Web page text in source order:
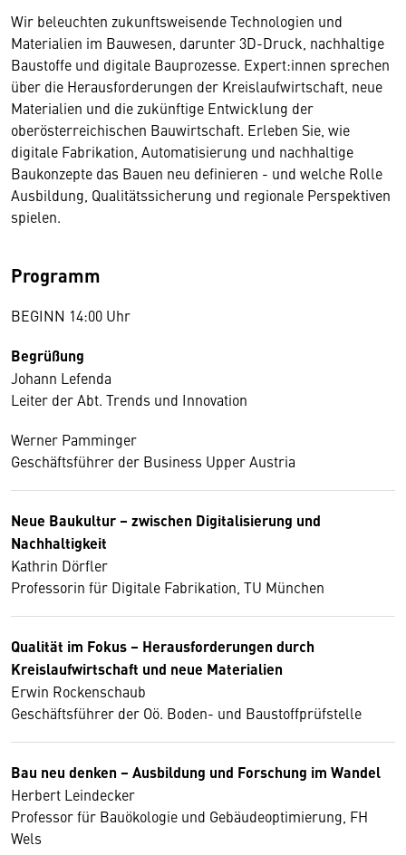
Wir beleuchten zukunftsweisende Technologien und
Materialien im Bauwesen, darunter 3D-Druck, nachhaltige
Baustoffe und digitale Bauprozesse. Expert:innen sprechen
über die Herausforderungen der Kreislaufwirtschaft, neue
Materialien und die zukünftige Entwicklung der
oberösterreichischen Bauwirtschaft. Erleben Sie, wie
digitale Fabrikation, Automatisierung und nachhaltige
Baukonzepte das Bauen neu definieren - und welche Rolle
Ausbildung, Qualitätssicherung und regionale Perspektiven
spielen.
Programm
BEGINN 14:00 Uhr
Begrüßung
Johann Lefenda
Leiter der Abt. Trends und Innovation
Werner Pamminger
Geschäftsführer der Business Upper Austria
Neue Baukultur – zwischen Digitalisierung und
Nachhaltigkeit
Kathrin Dörfler
Professorin für Digitale Fabrikation, TU München
Qualität im Fokus – Herausforderungen durch
Kreislaufwirtschaft und neue Materialien
Erwin Rockenschaub
Geschäftsführer der Oö. Boden- und Baustoffprüfstelle
Bau neu denken – Ausbildung und Forschung im Wandel
Herbert Leindecker
Professor für Bauökologie und Gebäudeoptimierung, FH
Wels